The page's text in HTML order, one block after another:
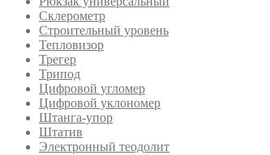
Склерометр
Строительный уровень
Тепловизор
Трегер
Трипод
Цифровой угломер
Цифровой уклономер
Штанга-упор
Штатив
Электронный теодолит